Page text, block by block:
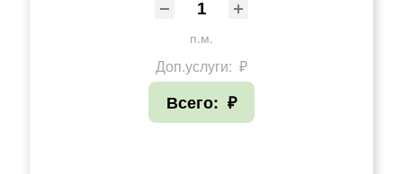
п.м.
Доп.услуги: ₽
Всего: ₽